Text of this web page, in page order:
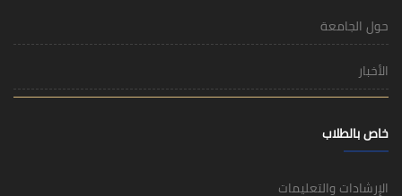
حول الجامعة
الأخبار
خاص بالطلاب
الإرشادات والتعليمات